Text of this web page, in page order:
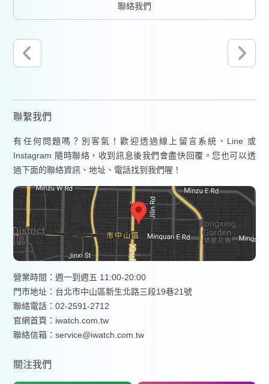
聯絡我們
聯繫我們
有任何問題嗎？別客氣！歡迎透過線上留言系統、Line 或
Instagram 隨時聯絡，收到訊息後我們會盡快回覆。您也可以透
過下面的聯絡資訊、地址、電話找到我們喔！
營業時間：週一到週五 11:00-20:00
門市地址：台北市中山區新生北路三段19巷21號
聯絡電話：02-2591-2712
官網首頁： iwatch.com.tw
聯絡信箱：service@iwatch.com.tw
關注我們